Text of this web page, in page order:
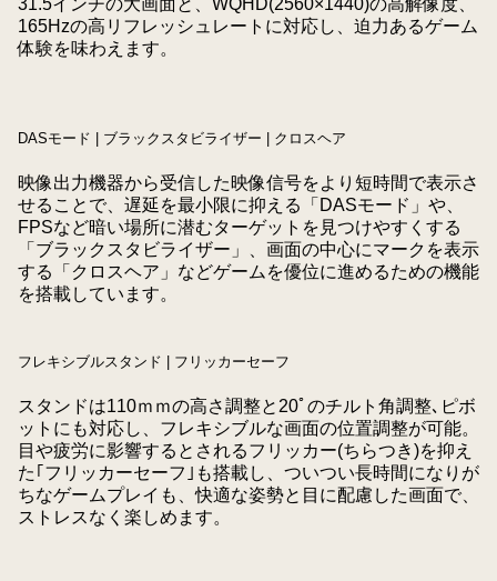
31.5インチの大画面と、WQHD(2560×1440)の高解像度、
165Hzの高リフレッシュレートに対応し、迫力あるゲーム
体験を味わえます。
DASモード | ブラックスタビライザー | クロスヘア
映像出力機器から受信した映像信号をより短時間で表示さ
せることで、遅延を最小限に抑える「DASモード」や、
FPSなど暗い場所に潜むターゲットを見つけやすくする
「ブラックスタビライザー」、画面の中心にマークを表示
する「クロスヘア」などゲームを優位に進めるための機能
を搭載しています。
フレキシブルスタンド | フリッカーセーフ
スタンドは110ｍｍの高さ調整と20ﾟのチルト角調整､ピボ
ットにも対応し、フレキシブルな画面の位置調整が可能。
目や疲労に影響するとされるフリッカー(ちらつき)を抑え
た｢フリッカーセーフ｣も搭載し、ついつい長時間になりが
ちなゲームプレイも、快適な姿勢と目に配慮した画面で、
ストレスなく楽しめます。